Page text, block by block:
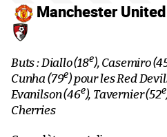
Manchester
Buts : Diallo (18e), Casemiro
Cunha (79e) pour les Red
Evanilson (46e), Tavernier (52e
Cherries